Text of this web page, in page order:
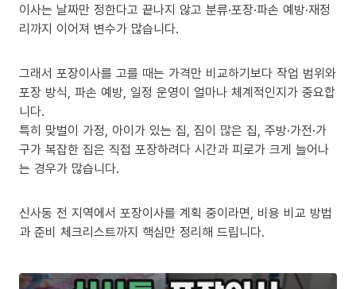
이사는 날짜만 정한다고 끝나지 않고 분류·포장·파손 예방·재정
리까지 이어져 변수가 많습니다.
그래서 포장이사를 고를 때는 가격만 비교하기보다 작업 범위와
포장 방식, 파손 예방, 일정 운영이 얼마나 체계적인지가 중요합
니다.
특히 맞벌이 가정, 아이가 있는 집, 짐이 많은 집, 주방·가전·가
구가 복잡한 집은 직접 포장하려다 시간과 피로가 크게 늘어나
는 경우가 많습니다.
신사동 전 지역에서 포장이사를 계획 중이라면, 비용 비교 방법
과 준비 체크리스트까지 핵심만 정리해 드립니다.